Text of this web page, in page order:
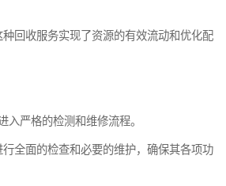
回收服务实现了资源的有效流动和优化配
入严格的检测和维修流程。
全面的检查和必要的维护，确保其各项功